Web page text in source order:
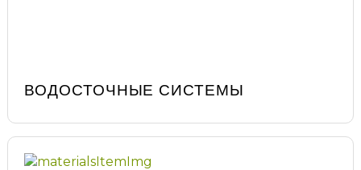
ВОДОСТОЧНЫЕ СИСТЕМЫ